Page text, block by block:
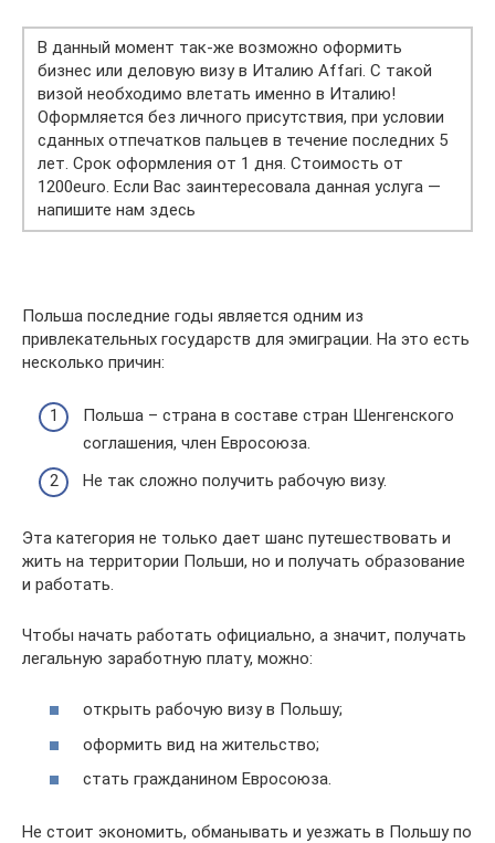
В данный момент так-же возможно оформить
бизнес или деловую визу в Италию Affari. С такой
визой необходимо влетать именно в Италию!
Оформляется без личного присутствия, при условии
сданных отпечатков пальцев в течение последних 5
лет. Срок оформления от 1 дня. Стоимость от
1200euro. Если Вас заинтересовала данная услуга —
напишите нам здесь
Польша последние годы является одним из
привлекательных государств для эмиграции. На это есть
несколько причин:
Польша – страна в составе стран Шенгенского
соглашения, член Евросоюза.
Не так сложно получить рабочую визу.
Эта категория не только дает шанс путешествовать и
жить на территории Польши, но и получать образование
и работать.
Чтобы начать работать официально, а значит, получать
легальную заработную плату, можно:
открыть рабочую визу в Польшу;
оформить вид на жительство;
стать гражданином Евросоюза.
Не стоит экономить, обманывать и уезжать в Польшу по